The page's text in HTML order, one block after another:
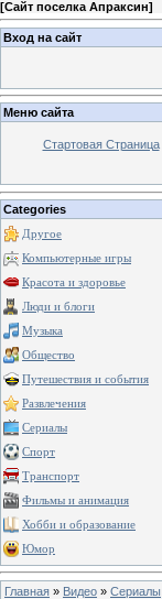
[Сайт поселка Апраксин]
Вход на сайт
Меню сайта
Стартовая Страница
Categories
Другое
Компьютерные игры
Красота и здоровье
Люди и блоги
Музыка
Общество
Путешествия и события
Развлечения
Сериалы
Спорт
Транспорт
Фильмы и анимация
Хобби и образование
Юмор
Главная » Видео » Сериалы